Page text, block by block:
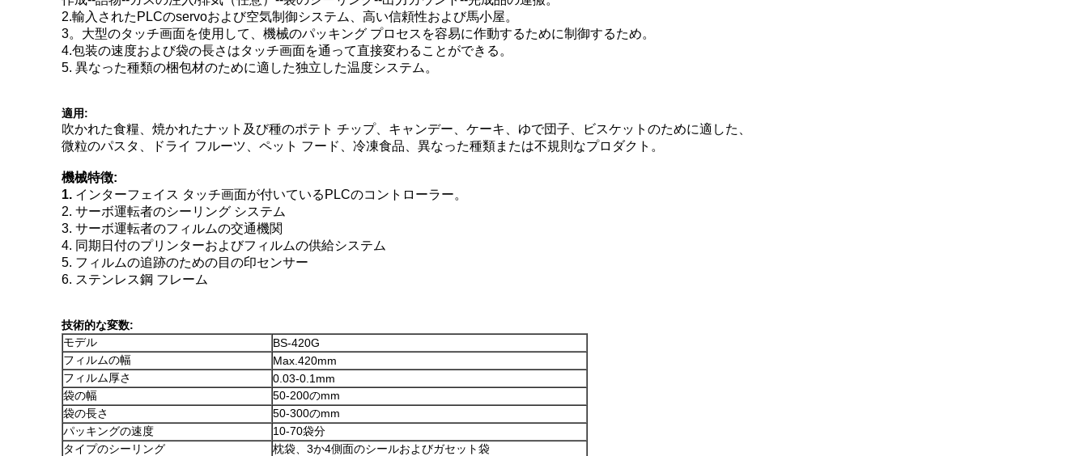
2.輸入されたPLCのservoおよび空気制御システム、高い信頼性および馬小屋。
3。大型のタッチ画面を使用して、機械のパッキング プロセスを容易に作動するために制御するため。
4.包装の速度および袋の長さはタッチ画面を通って直接変わることができる。
5. 異なった種類の梱包材のために適した独立した温度システム。
適用:
吹かれた食糧、焼かれたナット及び種のポテト チップ、キャンデー、ケーキ、ゆで団子、ビスケットのために適した、
微粒のパスタ、ドライ フルーツ、ペット フード、冷凍食品、異なった種類または不規則なプロダクト。
機械特徴:
1. インターフェイス タッチ画面が付いているPLCのコントローラー。
2. サーボ運転者のシーリング システム
3. サーボ運転者のフィルムの交通機関
4. 同期日付のプリンターおよびフィルムの供給システム
5. フィルムの追跡のための目の印センサー
6. ステンレス鋼 フレーム
技術的な変数:
モデル
BS-420G
フィルムの幅
Max.420mm
フィルム厚さ
0.03-0.1mm
袋の幅
50-200のmm
袋の長さ
50-300のmm
パッキングの速度
10-70袋分
タイプのシーリング
枕袋、3か4側面のシールおよびガセット袋